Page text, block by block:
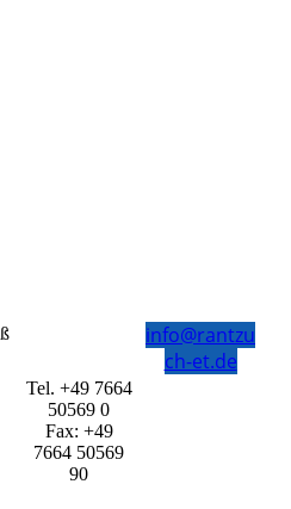
Tel. +49 7664
50569 0
Fax: +49
7664 50569
90
info@rantzu
ch-et.de